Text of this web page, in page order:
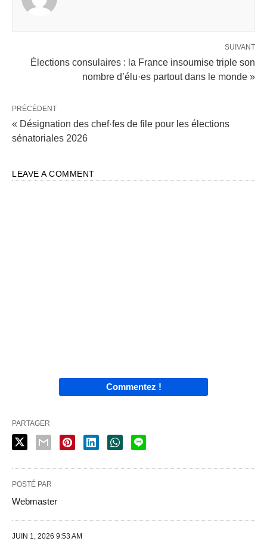
SUIVANT
Élections consulaires : la France insoumise triple son
nombre d’élu·es partout dans le monde »
PRÉCÉDENT
« Désignation des chef·fes de file pour les élections
sénatoriales 2026
LEAVE A COMMENT
Commentez !
PARTAGER
POSTÉ PAR
Webmaster
JUIN 1, 2026 9:53 AM